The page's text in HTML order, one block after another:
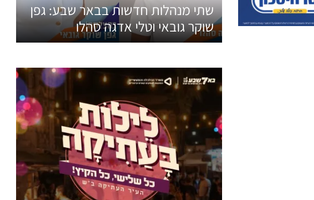
שתי מנהלות חדשות בבאר שבע: גפן
שוקר גובאי וטלי אדגה סהלו